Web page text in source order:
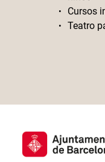
Cursos
Teatro